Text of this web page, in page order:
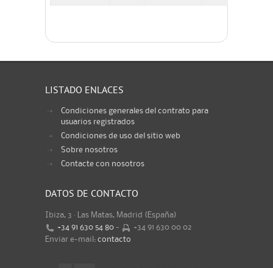
LISTADO ENLACES
Condiciones generales del contrato para
usuarios registrados
Condiciones de uso del sitio web
Sobre nosotros
Contacte con nosotros
DATOS DE CONTACTO
Ibiza, 3 · Las Matas, Madrid (España)
+34 91 630 54 80 -
+34 91 630 00 02
Enviar e-mail: contacto